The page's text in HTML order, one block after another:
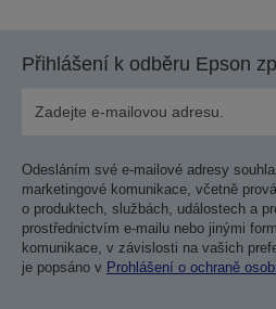
Přihlášení k odběru Epson
Odesláním své e-mailové adresy
marketingové komunikace, včetně
o produktech, službách, událostech a
prostřednictvím e-mailu nebo jinými
komunikace, v závislosti na vašich
je popsáno v Prohlášení o ochraně